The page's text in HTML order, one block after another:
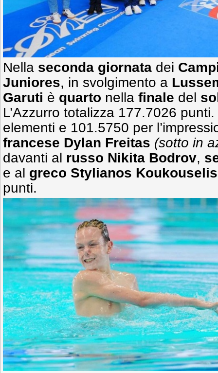
Nella seconda giornata dei
Juniores, in svolgimento a
Garuti è quarto nella finale del
L’Azzurro totalizza 177.7026
elementi e 101.5750 per
francese Dylan Freitas (sotto in
davanti al russo Nikita Bodrov,
e al greco Stylianos Koukouselis
punti.